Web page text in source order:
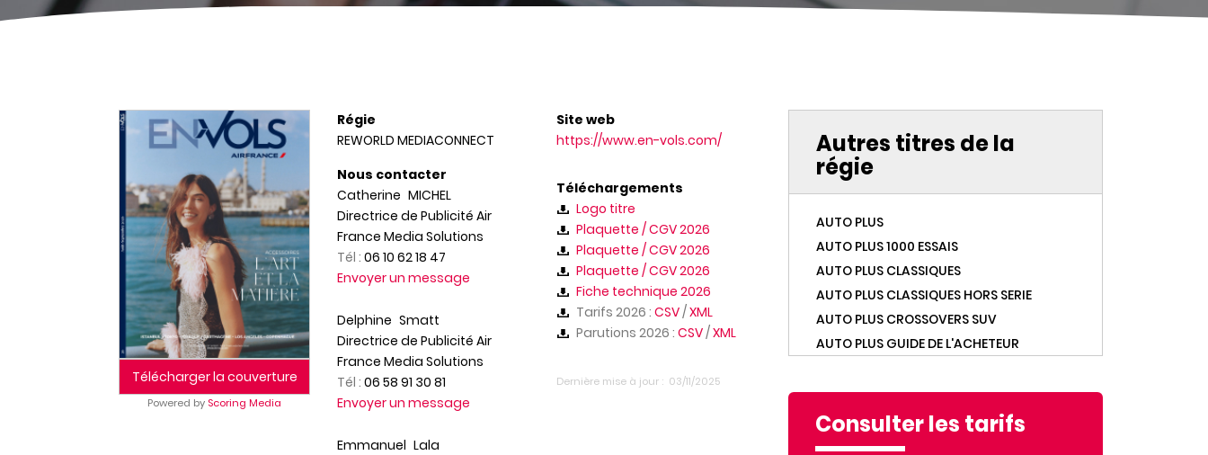
Télécharger la couverture
Powered by Scoring Media
Régie
REWORLD MEDIACONNECT
Nous contacter
Catherine MICHEL
Directrice de Publicité Air
France Media Solutions
Tél :06 10 62 18 47
Envoyer un message
Delphine Smatt
Directrice de Publicité Air
France Media Solutions
Tél :06 58 91 30 81
Envoyer un message
Emmanuel Lala
Site web
https://www.en-vols.com/
Téléchargements
Logo titre
Plaquette / CGV 2026
Plaquette / CGV 2026
Plaquette / CGV 2026
Fiche technique 2026
Tarifs 2026 : CSV/XML
Parutions 2026 : CSV/XML
Dernière mise à jour 03/11/2025
Autres titres de la
régie
AUTO PLUS
AUTO PLUS 1000 ESSAIS
AUTO PLUS CLASSIQUES
AUTO PLUS CLASSIQUES HORS SERIE
AUTO PLUS CROSSOVERS SUV
AUTO PLUS GUIDE DE L'ACHETEUR
AUTO PLUS OCCASIONS
AUTO PLUS VERT
Consulter les tarifs